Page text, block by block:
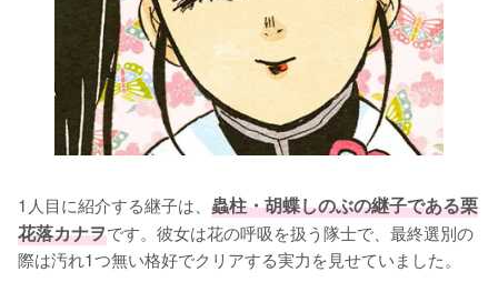
1人目に紹介する継子は、 蟲柱・胡蝶しのぶの継子である栗
花落カナヲです。彼女は花の呼吸を扱う隊士で、最終選別の
際は汚れ1つ無い格好でクリアする実力を見せていました。